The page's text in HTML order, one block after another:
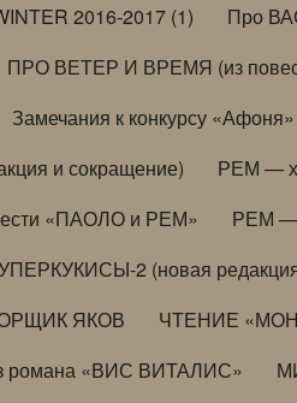
2016-2017 (1) Про
ПРО ВЕТЕР И ВРЕМЯ (из
Замечания к конкурсу «Афоня»
и сокращение)
РЕМ —
«ПАОЛО и РЕМ»
РЕМ —
2 (новая
ЯКОВ ЧТЕНИЕ
романа «ВИС ВИТАЛИС»